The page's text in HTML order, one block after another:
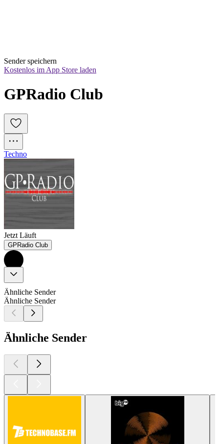
Sender speichern
Kostenlos im App Store laden
GPRadio Club
Techno
Jetzt Läuft
GPRadio Club
Ähnliche Sender
Ähnliche Sender
Ähnliche Sender